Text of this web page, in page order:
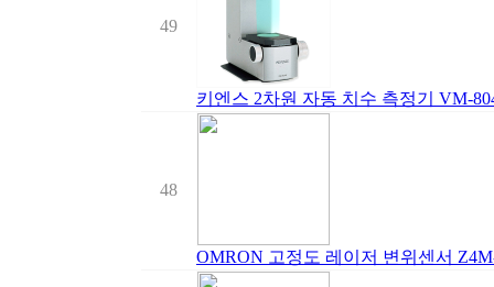
49
키엔스 2차원 자동 치수 측정기 VM-
48
OMRON 고정도 레이저 변위센서